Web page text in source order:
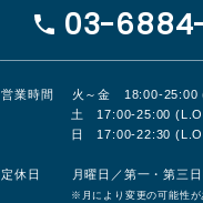
03-
営業時間
火～金 18:00-25:00
土 17:00-25:00 (L.O
日 17:00-22:30
定休日 月曜日／第一・第三日
※月により変更の可能性が